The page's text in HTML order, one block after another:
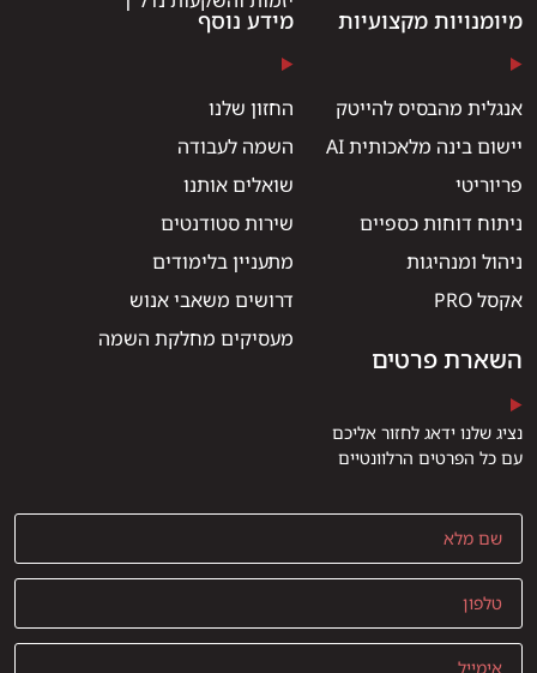
מיומנויות מקצועיות
אנגלית מהבסיס להייטק
יישום בינה מלאכותית AI
פריוריטי
ניתוח דוחות כספיים
ניהול ומנהיגות
אקסל PRO
מידע נוסף
החזון שלנו
השמה לעבודה
שואלים אותנו
שירות סטודנטים
מתעניין בלימודים
דרושים משאבי אנוש
מעסיקים מחלקת השמה
השארת פרטים
נציג שלנו ידאג לחזור אליכם
עם כל הפרטים הרלוונטיים